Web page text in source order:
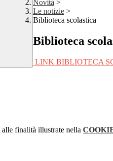
Novità >
Le notizie >
Biblioteca scolastica
Biblioteca
LINK BIBLIOTECA
finalità illustrate nella